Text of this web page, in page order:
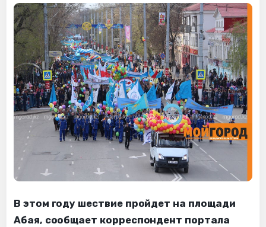
В этом году шествие пройдет на площади
Абая, сообщает корреспондент портала